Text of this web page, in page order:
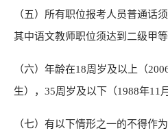
（五）所有职位报考人员普通话
其中语文教师职位须达到二级甲等
（六）年龄在18周岁及以上（
生），35周岁及以下（1988年11
（七）有以下情形之一的不得作为